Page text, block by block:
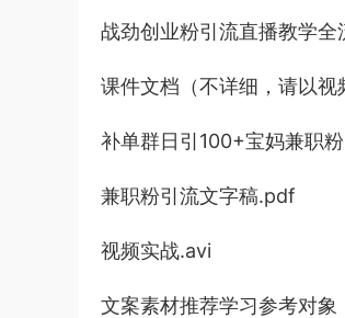
战劲创业粉引流直播教学
课件文档（不详细，请以
补单群日引100+宝妈兼职
兼职粉引流文字稿.pdf
视频实战.avi
文案素材推荐学习参考对象